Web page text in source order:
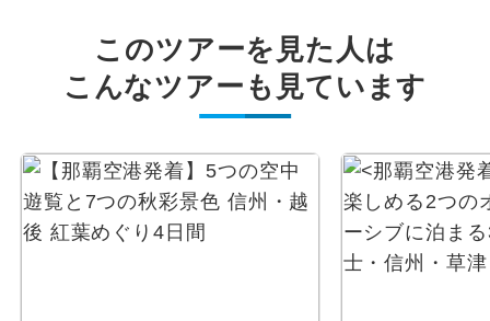
このツアーを見た人は
こんなツアーも見ています